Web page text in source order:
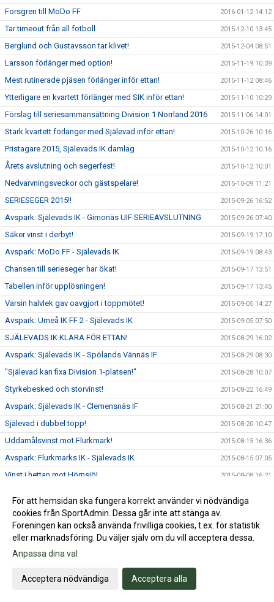
Forsgren till MoDo FF 2016-01-12 14:12
Tar timeout från all fotboll 2015-12-10 13:45
Berglund och Gustavsson tar klivet! 2015-12-04 08:51
Larsson förlänger med option! 2015-11-19 10:39
Mest rutinerade pjäsen förlänger inför ettan! 2015-11-12 08:46
Ytterligare en kvartett förlänger med SIK inför ettan! 2015-11-10 10:29
Förslag till seriesammansättning Division 1 Norrland 2016 2015-11-06 14:01
Stark kvartett förlänger med Själevad inför ettan! 2015-10-26 10:16
Pristagare 2015, Själevads IK damlag 2015-10-12 10:16
Årets avslutning och segerfest! 2015-10-12 10:01
Nedvarvningsveckor och gästspelare! 2015-10-09 11:21
SERIESEGER 2015!! 2015-09-26 16:52
Avspark: Själevads IK - Gimonäs UIF SERIEAVSLUTNING 2015-09-26 07:40
Säker vinst i derbyt! 2015-09-19 17:10
Avspark: MoDo FF - Själevads IK 2015-09-19 08:43
Chansen till serieseger har ökat! 2015-09-17 13:51
Tabellen inför upplösningen! 2015-09-17 13:45
Varsin halvlek gav oavgjort i toppmötet! 2015-09-05 14:27
Avspark: Umeå IK FF 2 - Själevads IK 2015-09-05 07:50
SJÄLEVADS IK KLARA FÖR ETTAN! 2015-08-29 16:02
Avspark: Själevads IK - Spölands Vännäs IF 2015-08-29 08:30
"Själevad kan fixa Division 1-platsen!" 2015-08-28 10:07
Styrkebesked och storvinst! 2015-08-22 16:49
Avspark: Själevads IK - Clemensnäs IF 2015-08-21 21:00
Själevad i dubbel topp! 2015-08-20 10:47
Uddamålsvinst mot Flurkmark! 2015-08-15 16:36
Avspark: Flurkmarks IK - Själevads IK 2015-08-15 07:05
Vinst i hettan mot Hörnsjö! 2015-08-08 16:21
Seger trots tveksam inledning
Avspark: Hägglunds IoFK - Själevads IK 2015-08-01 08:55
DM-GULDET TILL SJÄLEVADS IK
DM-final: Själevads IK - Hägglunds IoFK
Vinst och serieledning!
För att hemsidan ska fungera korrekt använder vi nödvändiga
cookies från SportAdmin. Dessa går inte att stänga av.
Föreningen kan också använda frivilliga cookies, t.ex. för statistik
eller marknadsföring. Du väljer själv om du vill acceptera dessa.
Anpassa dina val
Acceptera nödvändiga Acceptera alla